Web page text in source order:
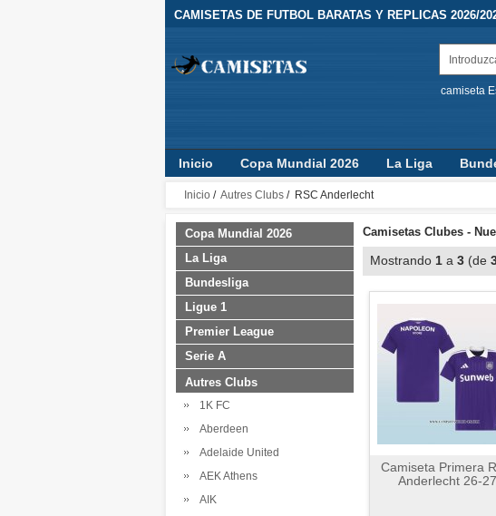
CAMISETAS DE FUTBOL BARATAS Y REPLICAS 2026/
camiseta
Inicio Copa Mundial 2026 La Liga
Camisetas Clubes
Jugador
Inicio / Autres Clubs / RSC Anderlecht
Copa Mundial 2026
La Liga
Bundesliga
Ligue 1
Premier League
Serie A
Autres Clubs
1K FC
Aberdeen
Adelaide United
AEK Athens
AIK
Camisetas Clubes -
Mostrando 1 a 3 (de
Camiseta Primera
Anderlecht 26-27